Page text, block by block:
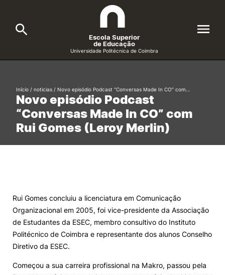
Cursos
Candidatos
Alunos
Knowledge Factory
Candidaturas
Escola Superior
de Educação
Universidade Politécnica de Coimbra
Search
Formative Offer General
Novo episódio Podcast
“Conversas Made In CO” com
Rui Gomes (Leroy Merlin)
Início / noticias / Novo episódio Podcast “Conversas Made In CO” com…
Rui Gomes concluiu a licenciatura em Comunicação
Organizacional em 2005, foi vice-presidente da Associação
de Estudantes da ESEC, membro consultivo do Instituto
Politécnico de Coimbra e representante dos alunos Conselho
Diretivo da ESEC.
Começou a sua carreira profissional na Makro, passou pela